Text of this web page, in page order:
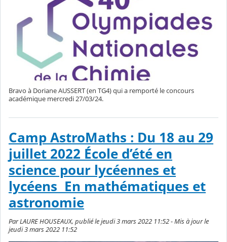
Bravo à Doriane AUSSERT (en TG4) qui a remporté le concours
académique mercredi 27/03/24.
Camp AstroMaths : Du 18 au 29
juillet 2022 École d’été en
science pour lycéennes et
lycéens ​ En mathématiques et
astronomie
Par LAURE HOUSEAUX, publié le jeudi 3 mars 2022 11:52 - Mis à jour le
jeudi 3 mars 2022 11:52